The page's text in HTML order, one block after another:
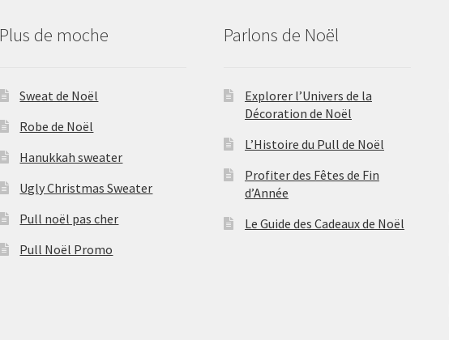
Plus de moche
Sweat de Noël
Robe de Noël
Hanukkah sweater
Ugly Christmas Sweater
Pull noël pas cher
Pull Noël Promo
Parlons de Noël
Explorer l’Univers de la
Décoration de Noël
L’Histoire du Pull de Noël
Profiter des Fêtes de Fin
d’Année
Le Guide des Cadeaux de Noël